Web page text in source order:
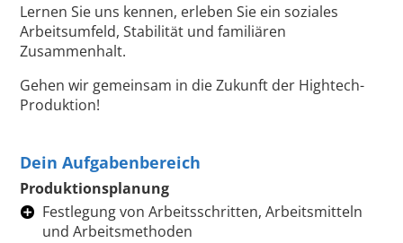
Lernen Sie uns kennen, erleben Sie ein soziales
Arbeitsumfeld, Stabilität und familiären
Zusammenhalt.
Gehen wir gemeinsam in die Zukunft der Hightech-
Produktion!
Dein Aufgabenbereich
Produktionsplanung
Festlegung von Arbeitsschritten, Arbeitsmitteln
und Arbeitsmethoden